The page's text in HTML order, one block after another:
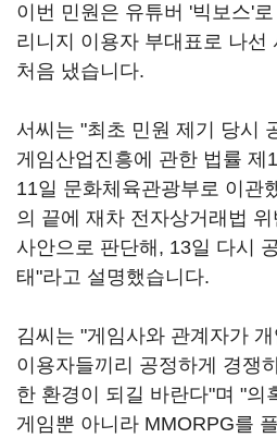
이번 민원은 유튜버 '빅보스'
리니지 이용자 부대표로 나선
처음 냈습니다.
서씨는 "최초 민원 제기 당시
게임산업진흥에 관한 법률 제
11일 문화체육관광부로 이관
의 끝에 재차 전자상거래법
사안으로 판단해, 13일 다시
태"라고 설명했습니다.
김씨는 "게임사와 관계자가
이용자들끼리 공정하게 경쟁
한 환경이 되길 바란다"며 "의
게임뿐 아니라 MMORPG를